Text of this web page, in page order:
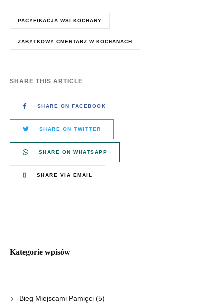
PACYFIKACJA WSI KOCHANY
ZABYTKOWY CMENTARZ W KOCHANACH
SHARE THIS ARTICLE
SHARE ON FACEBOOK
SHARE ON TWITTER
SHARE ON WHATSAPP
SHARE VIA EMAIL
Kategorie wpisów
Bieg Miejscami Pamięci(5)